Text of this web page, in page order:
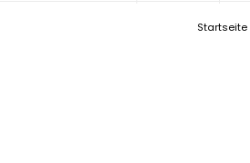
Startseite